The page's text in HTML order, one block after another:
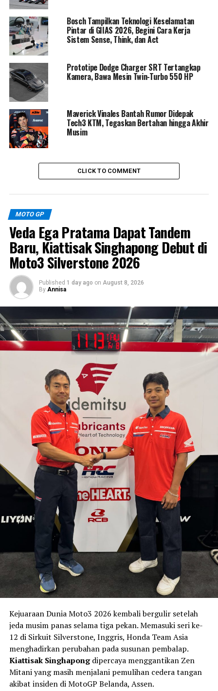
pemulihan Mario Aji dilaporkan menunjukkan tren
positif. Ia juga masih aktif melakukan pengecekan
kondisi secara berkala, termasuk rencana terbang ke
Target terdekatnya adalah kembali ke grid Moto2 pada
seri Jerman 2026, yang dijadwalkan berlangsung 12 Juli.
Namun keputusan akhir tetap bergantung pada hasil
pemeriksaan medis lanjutan dan kesiapan fisik sang
rider.
RELATED TOPICS:
MEDIA OTOMOTIF INDONESIA
Ducati Resmi Luncurkan Desmo450 EDS, Motor Enduro
Pertama dengan Teknologi Desmodromic
DON'T MISS
Arai Agaska Targetkan Hasil Lebih Baik di World
Sportbike Misano 2026
Bosch Tampilkan Teknologi Keselamatan
Pintar di GIIAS 2026, Begini Cara Kerja
Sistem Sense, Think, dan Act
Prototipe Dodge Charger SRT Tertangkap
Kamera, Bawa Mesin Twin-Turbo 550 HP
Maverick Vinales Bantah Rumor Didepak
Tech3 KTM, Tegaskan Bertahan hingga Akhir
Musim
CLICK TO COMMENT
MOTO GP
Veda Ega Pratama Dapat Tandem
Baru, Kiattisak Singhapong Debut di
Moto3 Silverstone 2026
Published 1 day ago on August 8, 2026
By Annisa
Kejuaraan Dunia Moto3 2026 kembali bergulir setelah
jeda musim panas selama tiga pekan. Memasuki seri ke-
12 di Sirkuit Silverstone, Inggris, Honda Team Asia
menghadirkan perubahan pada susunan pembalap.
Kiattisak Singhapongdipercaya menggantikan Zen
Mitani yang masih menjalani pemulihan cedera tangan
akibat insiden di MotoGP Belanda, Assen.